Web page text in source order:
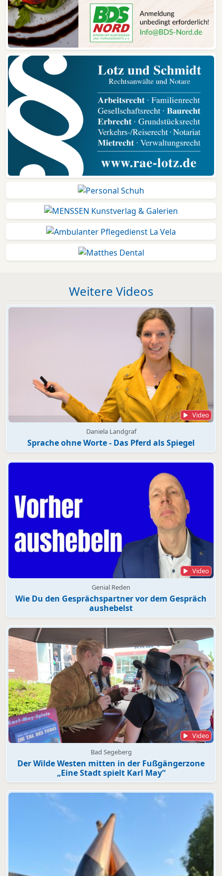
Weitere Videos
Video
Daniela Landgraf
Sprache ohne Worte - Das Pferd als Spiegel
Video
Genial Reden
Wie Du den Gesprächspartner vor dem Gespräch
aushebelst
Video
Bad Segeberg
Der Wilde Westen mitten in der Fußgängerzone
„Eine Stadt spielt Karl May“